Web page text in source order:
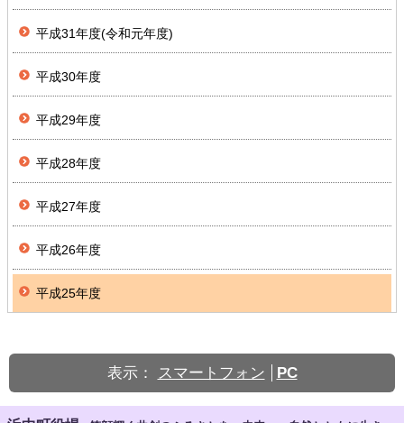
平成31年度(令和元年度)
平成30年度
平成29年度
平成28年度
平成27年度
平成26年度
平成25年度
表示： スマートフォン PC